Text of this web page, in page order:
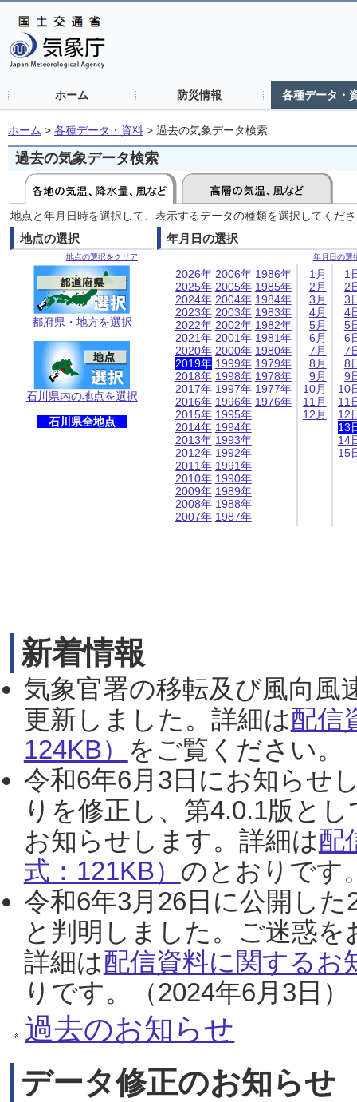
ホーム 防災情報 各種データ・
ホーム > 各種データ・資料 > 過去の気象データ検索
過去の気象データ検索
地点と年月日時を選択して、表示するデータの種類を選択してくだ
地点の選択
地点の選択をクリア
都府県・地方を選択
石川県内の地点を選択
石川県全地点
年月日の選択
年月日の選
2026年
2025年
2024年
2023年
2022年
2021年
2020年
2019年
2018年
2017年
2016年
2015年
2014年
2013年
2012年
2011年
2010年
2009年
2008年
2007年
2006年
2005年
2004年
2003年
2002年
2001年
2000年
1999年
1998年
1997年
1996年
1995年
1994年
1993年
1992年
1991年
1990年
1989年
1988年
1987年
1986年
1985年
1984年
1983年
1982年
1981年
1980年
1979年
1978年
1977年
1976年
1月
2月
3月
4月
5月
6月
7月
8月
9月
10月
11月
12月
1
2
3
4
5
6
7
8
9
10
11
12
13
14
15
新着情報
気象官署の移転及び風向風
更新しました。詳細は配信
124KB） をご覧ください。
令和6年6月3日にお知らせ
りを修正し、第4.0.1版と
お知らせします。詳細は配
式：121KB） のとおりです
令和6年3月26日に公開し
と判明しました。ご迷惑
詳細は配信資料に関するお
りです。（2024年6月3日）
過去のお知らせ
データ修正のお知らせ